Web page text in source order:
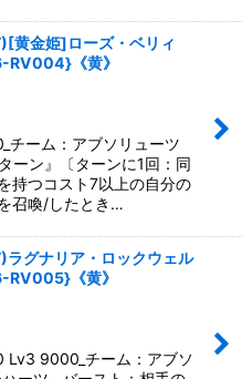
黄金姫]ローズ・ベリィ
RV004}《黄》
ーム：アブソリューツ
ーン』〔ターンに1回：同
持つコスト7以上の自分の
召喚/したとき…
グナリア・ロックウェル
RV005}《黄》
9000_チーム：アブソ